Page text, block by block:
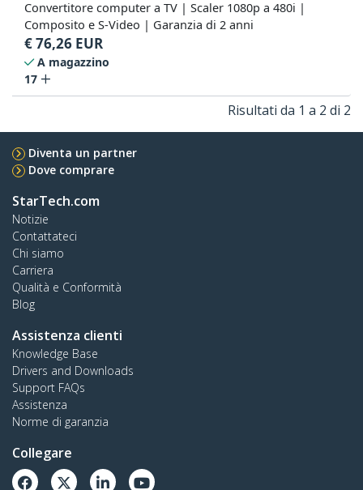
Convertitore computer a TV | Scaler 1080p a 480i |
Composito e S-Video | Garanzia di 2 anni
€76,26 EUR
A magazzino
17
Risultati da 1 a 2 di 2
Diventa un partner
Dove comprare
StarTech.com
Notizie
Contattateci
Chi siamo
Carriera
Qualità e Conformità
Blog
Assistenza clienti
Knowledge Base
Drivers and Downloads
Support FAQs
Assistenza
Norme di garanzia
Collegare